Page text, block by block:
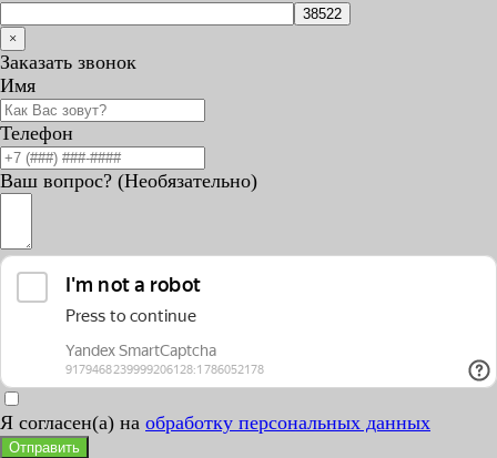
×
Заказать звонок
Имя
Телефон
Ваш вопрос? (Необязательно)
Я согласен(а) на обработку персональных данных
Отправить